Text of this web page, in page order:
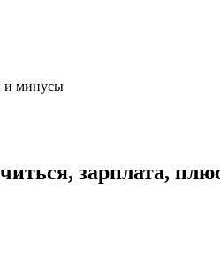
и минусы
зарплата,